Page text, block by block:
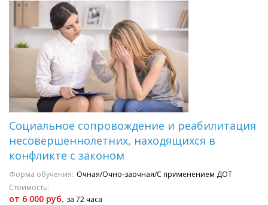
Социальное сопровождение и реабилитация
несовершеннолетних, находящихся в
конфликте с законом
Форма обучения: Очная/Очно-заочная/С применением ДОТ
Стоимость:
от 6 000 руб. за 72 часа